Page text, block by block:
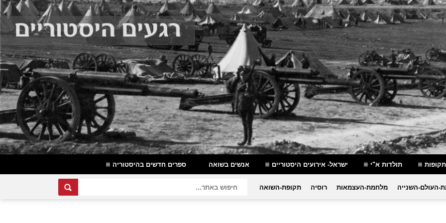
תקופות תולדות א"י ישראל- אירועים היסטוריים אנשים בשואה ספרים חדשים בהיסטוריה
העולם-השנייה מלחמת-העצמאות רוסיה תקופת-השואה